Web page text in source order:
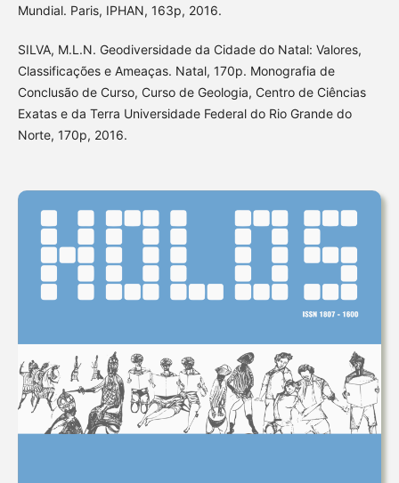
Mundial. Paris, IPHAN, 163p, 2016.
SILVA, M.L.N. Geodiversidade da Cidade do Natal: Valores,
Classificações e Ameaças. Natal, 170p. Monografia de
Conclusão de Curso, Curso de Geologia, Centro de Ciências
Exatas e da Terra Universidade Federal do Rio Grande do
Norte, 170p, 2016.